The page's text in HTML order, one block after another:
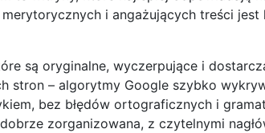
i angażujących treści jest
są oryginalne, wyczerpujące i
stron – algorytmy Google szybko
bez błędów ortograficznych i
zorganizowana, z czytelnymi